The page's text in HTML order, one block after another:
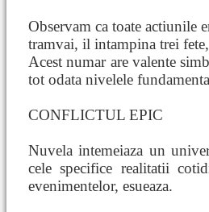
Observam ca toate actiunile
tramvai, il intampina trei
Acest numar are valente
tot odata nivelele
CONFLICTUL EPIC
Nuvela intemeiaza un
cele specifice realitatii
evenimentelor, esueaza.